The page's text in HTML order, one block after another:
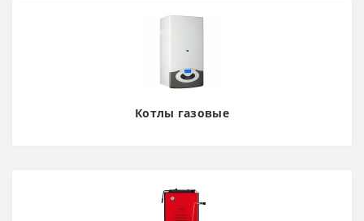
Котлы газовые